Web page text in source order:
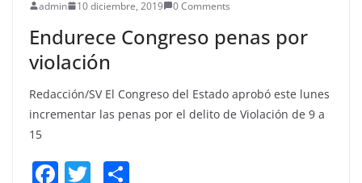
admin 10 diciembre, 2019 0 Comments
Endurece Congreso penas por
violación
Redacción/SV El Congreso del Estado aprobó este lunes
incrementar las penas por el delito de Violación de 9 a
15
F T